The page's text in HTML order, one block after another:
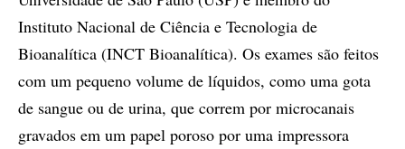
Instituto Nacional de Ciência e Tecnologia de
Bioanalítica (INCT Bioanalítica). Os exames são feitos
com um pequeno volume de líquidos, como uma gota
de sangue ou de urina, que correm por microcanais
gravados em um papel poroso por uma impressora